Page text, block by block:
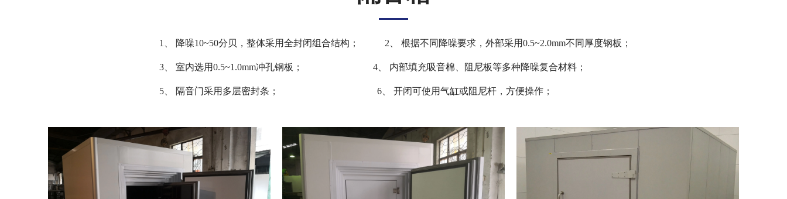
1、 降噪10~50分贝，整体采用全封闭组合结构； 2、 根据不同降噪要求，外部采用0.5~2.0mm不同厚度钢板；
3、 室内选用0.5~1.0mm冲孔钢板； 4、 内部填充吸音棉、阻尼板等多种降噪复合材料；
5、 隔音门采用多层密封条； 6、 开闭可使用气缸或阻尼杆，方便操作；